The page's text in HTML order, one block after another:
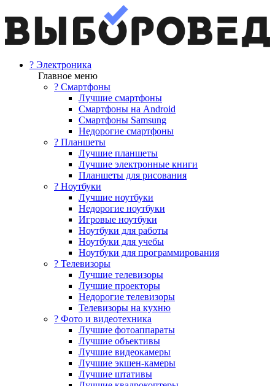
? Электроника
Главное меню
? Смартфоны
Лучшие смартфоны
Смартфоны на Android
Смартфоны Samsung
Недорогие смартфоны
? Планшеты
Лучшие планшеты
Лучшие электронные книги
Планшеты для рисования
? Ноутбуки
Лучшие ноутбуки
Недорогие ноутбуки
Игровые ноутбуки
Ноутбуки для работы
Ноутбуки для учебы
Ноутбуки для программирования
? Телевизоры
Лучшие телевизоры
Лучшие проекторы
Недорогие телевизоры
Телевизоры на кухню
? Фото и видеотехника
Лучшие фотоаппараты
Лучшие объективы
Лучшие видеокамеры
Лучшие экшен-камеры
Лучшие штативы